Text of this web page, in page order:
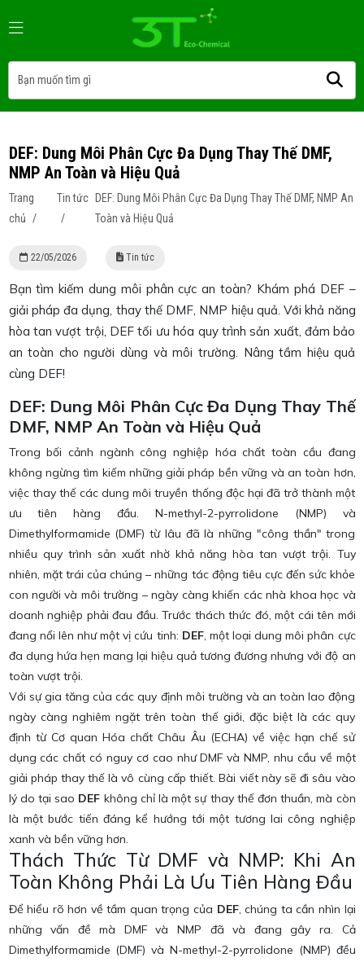
DEF: Dung Môi Phân Cực Đa Dụng Thay Thế DMF,
NMP An Toàn và Hiệu Quả
Trang
chủ /
Tin tức
/
DEF: Dung Môi Phân Cực Đa Dụng Thay Thế DMF, NMP An
Toàn và Hiệu Quả
22/05/2026 Tin tức
Bạn tìm kiếm dung môi phân cực an toàn? Khám phá DEF –
giải pháp đa dụng, thay thế DMF, NMP hiệu quả. Với khả năng
hòa tan vượt trội, DEF tối ưu hóa quy trình sản xuất, đảm bảo
an toàn cho người dùng và môi trường. Nâng tầm hiệu quả
cùng DEF!
DEF: Dung Môi Phân Cực Đa Dụng Thay Thế
DMF, NMP An Toàn và Hiệu Quả
Trong bối cảnh ngành công nghiệp hóa chất toàn cầu đang
không ngừng tìm kiếm những giải pháp bền vững và an toàn hơn,
việc thay thế các dung môi truyền thống độc hại đã trở thành một
ưu tiên hàng đầu. N-methyl-2-pyrrolidone (NMP) và
Dimethylformamide (DMF) từ lâu đã là những "công thần" trong
nhiều quy trình sản xuất nhờ khả năng hòa tan vượt trội. Tuy
nhiên, mặt trái của chúng – những tác động tiêu cực đến sức khỏe
con người và môi trường – ngày càng khiến các nhà khoa học và
doanh nghiệp phải đau đầu. Trước thách thức đó, một cái tên mới
đang nổi lên như một vị cứu tinh: DEF, một loại dung môi phân cực
đa dụng hứa hẹn mang lại hiệu quả tương đương nhưng với độ an
toàn vượt trội.
Với sự gia tăng của các quy định môi trường và an toàn lao động
ngày càng nghiêm ngặt trên toàn thế giới, đặc biệt là các quy
định từ Cơ quan Hóa chất Châu Âu (ECHA) về việc hạn chế sử
dụng các chất có nguy cơ cao như DMF và NMP, nhu cầu về một
giải pháp thay thế là vô cùng cấp thiết. Bài viết này sẽ đi sâu vào
lý do tại sao DEF không chỉ là một sự thay thế đơn thuần, mà còn
là một bước tiến đáng kể hướng tới một tương lai công nghiệp
xanh và bền vững hơn.
Thách Thức Từ DMF và NMP: Khi An
Toàn Không Phải Là Ưu Tiên Hàng Đầu
Để hiểu rõ hơn về tầm quan trọng của DEF, chúng ta cần nhìn lại
những vấn đề mà DMF và NMP đã và đang gây ra. Cả
Dimethylformamide (DMF) và N-methyl-2-pyrrolidone (NMP) đều